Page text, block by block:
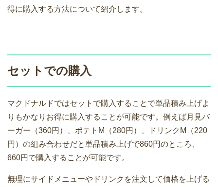
得に購入する方法について紹介します。
セットでの購入
マクドナルドではセットで購入することで単品積み上げよ
りもかなりお得に購入することが可能です。例えば月見バ
ーガー（360円）、ポテトM（280円）、ドリンクM（220
円）の組み合わせだと単品積み上げで860円のところ、
660円で購入することが可能です。
無理にサイドメニューやドリンクを注文して価格を上げる